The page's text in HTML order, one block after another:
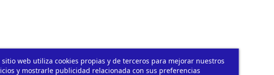
sitio web utiliza cookies propias y de terceros para mejorar nuestros
y mostrarle publicidad relacionada con sus preferencias